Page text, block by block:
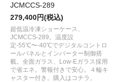
JCMCCS-289
279,400円(税込)
超低温冷凍ショーケース、
JCMCCS-289。温度設
定-55℃〜-40℃でデジタルコントロ
ールパネルとインバーター制御搭
載。全面ガラス、Low-Eガラス採用
で省エネ。警報付きで安心。４輪キ
ャスター付き。購入はコチラ。